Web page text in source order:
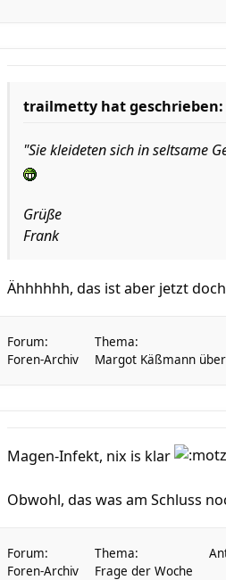
trailmetty hat geschrieben:
"Sie kleideten sich in seltsame
Grüße
Frank
Ähhhhhh, das ist aber jetzt
Forum:
Foren-Archiv
Thema:
Margot Käßmann
Magen-Infekt, nix is klar
Obwohl, das was am Schluss
Forum:
Foren-Archiv
Thema:
Frage der Woche